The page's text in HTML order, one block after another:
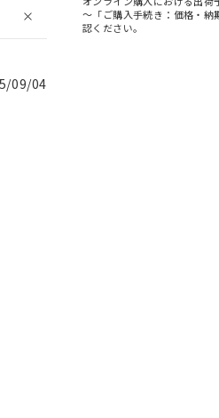
09/04
～「ご購入手続き：価格・納
認ください。